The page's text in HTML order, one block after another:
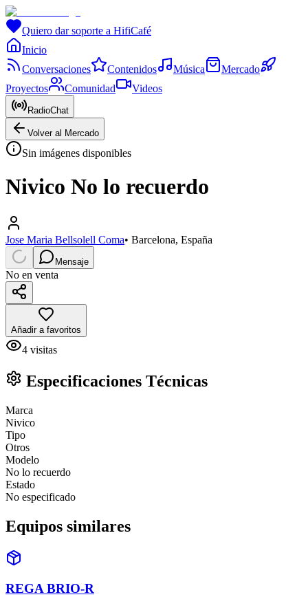
Quiero dar soporte a HifiCafé
Inicio
Conversaciones
Contenidos Música
Mercado
Proyectos
Comunidad Videos
RadioChat
Volver al Mercado
Sin imágenes disponibles
Nivico No lo recuerdo
Jose Maria Bellsolell Coma• Barcelona, España
Mensaje
No en venta
Añadir a favoritos
4 visitas
Especificaciones Técnicas
Marca
Nivico
Tipo
Otros
Modelo
No lo recuerdo
Estado
No especificado
Equipos similares
REGA BRIO-R